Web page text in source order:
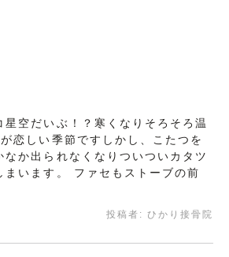
星空だいぶ！？寒くなりそろそろ温
恋しい季節ですしかし、こたつを
なか出られなくなりついついカタツ
まいます。 ファセもストーブの前
投稿者: ひかり接骨院